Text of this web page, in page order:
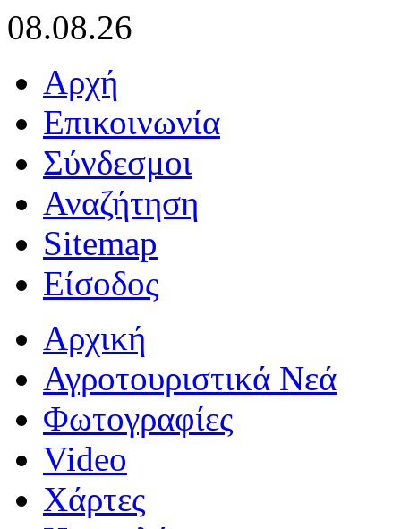
08.08.26
Αρχή
Επικοινωνία
Σύνδεσμοι
Αναζήτηση
Sitemap
Είσοδος
Αρχική
Αγροτουριστικά Νεά
Φωτογραφίες
Video
Χάρτες